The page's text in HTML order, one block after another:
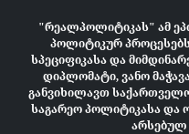
"რეალპოლიტიკას" ამ
პოლიტიკურ
სპეციფიკასა და
დიპლომატი, ვანო
განვიხილავთ
საგარეო პოლიტიკასა და
არსებულ